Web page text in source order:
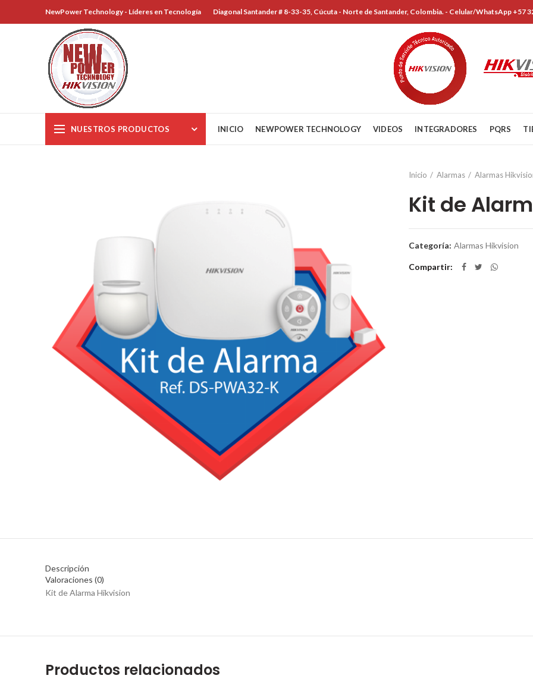
NewPower Technology - Líderes en Tecnología Diagonal Santander # 8-33-35, Cúcuta - Norte de Santander, Colombia. - Celular/WhatsApp +57
NUESTROS PRODUCTOS INICIO NEWPOWER TECHNOLOGY VIDEOS INTEGRADORES PQRS
Inicio Alarmas Alarmas
Kit de
Categoría: Alarmas Hikvision
Compartir
Descripción
Valoraciones (0)
Kit de Alarma Hikvision
Productos relacionados